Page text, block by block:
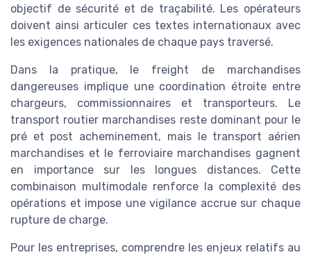
objectif de sécurité et de traçabilité. Les opérateurs
doivent ainsi articuler ces textes internationaux avec
les exigences nationales de chaque pays traversé.
Dans la pratique, le freight de marchandises
dangereuses implique une coordination étroite entre
chargeurs, commissionnaires et transporteurs. Le
transport routier marchandises reste dominant pour le
pré et post acheminement, mais le transport aérien
marchandises et le ferroviaire marchandises gagnent
en importance sur les longues distances. Cette
combinaison multimodale renforce la complexité des
opérations et impose une vigilance accrue sur chaque
rupture de charge.
Pour les entreprises, comprendre les enjeux relatifs au